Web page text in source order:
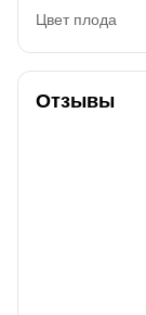
Цвет плода
Отзывы